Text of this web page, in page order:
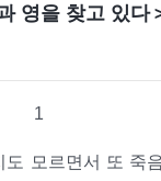
영을 찾고 있다
1
모르면서 또 죽